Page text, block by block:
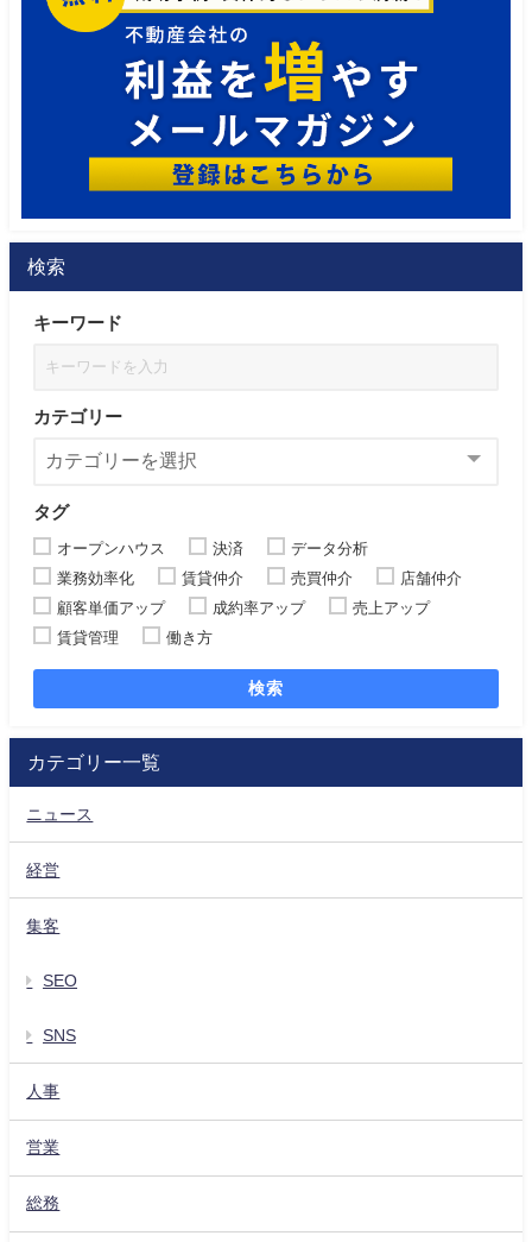
検索
キーワード
カテゴリー
タグ
オープンハウス 決済
データ分析
業務効率化
賃貸仲介 売買仲介
店舗仲介
顧客単価アップ
成約率アップ
売上アップ
賃貸管理
働き方
検索
カテゴリー一覧
ニュース
経営
集客
SEO
SNS
人事
営業
総務